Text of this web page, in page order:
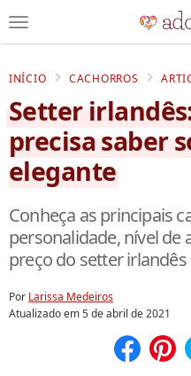
INÍCIO CACHORROS
Setter
precisa saber
elegante
Conheça as principais
personalidade, nível de
preço do setter irlandês
Por Larissa Medeiros
Atualizado em5 de abril de 2021